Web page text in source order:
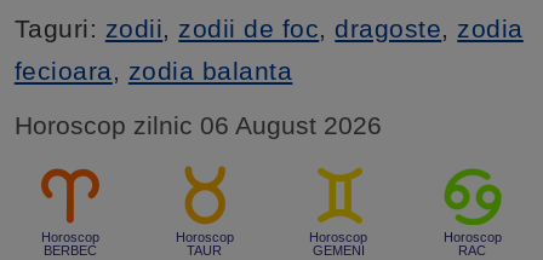
Taguri: zodii, zodii de foc, dragoste, zodia
fecioara, zodia balanta
Horoscop zilnic 06 August 2026
Horoscop
BERBEC
Horoscop
TAUR
Horoscop
GEMENI
Horoscop
RAC